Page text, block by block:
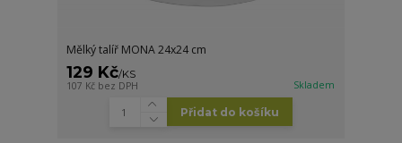
Mělký talíř MONA 24x24 cm
129 Kč/KS
107 Kč bez DPH Skladem
Přidat do košíku